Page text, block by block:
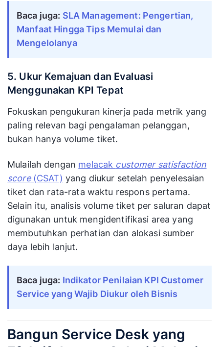
Baca juga: SLA Management: Pengertian,
Manfaat Hingga Tips Memulai dan
Mengelolanya
5. Ukur Kemajuan dan Evaluasi
Menggunakan KPI Tepat
Fokuskan pengukuran kinerja pada metrik yang
paling relevan bagi pengalaman pelanggan,
bukan hanya volume tiket.
Mulailah dengan melacak customer satisfaction
score(CSAT) yang diukur setelah penyelesaian
tiket dan rata-rata waktu respons pertama.
Selain itu, analisis volume tiket per saluran dapat
digunakan untuk mengidentifikasi area yang
membutuhkan perhatian dan alokasi sumber
daya lebih lanjut.
Baca juga: Indikator Penilaian KPI Customer
Service yang Wajib Diukur oleh Bisnis
Bangun Service Desk yang